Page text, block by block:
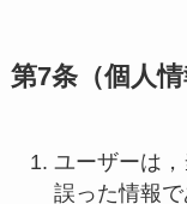
第7条（個人
ユーザーは
誤った情報